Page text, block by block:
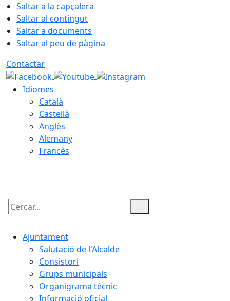
Saltar a la capçalera
Saltar al contingut
Saltar a documents
Saltar al peu de pàgina
Contactar
Idiomes
Català
Castellà
Anglès
Alemany
Francès
Cercar:
Ajuntament
Salutació de l'Alcalde
Consistori
Grups municipals
Organigrama tècnic
Informació oficial